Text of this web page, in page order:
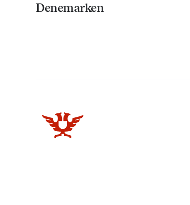
Denemarken